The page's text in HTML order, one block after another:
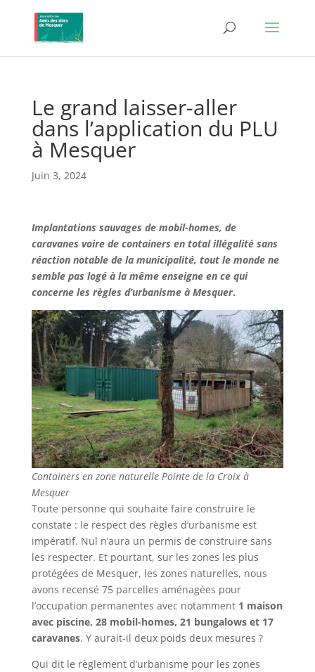
Le grand laisser-aller
dans l’application du PLU
à Mesquer
Juin 3, 2024
Implantations sauvages de mobil-homes, de
caravanes voire de containers en total illégalité sans
réaction notable de la municipalité, tout le monde ne
semble pas logé à la même enseigne en ce qui
concerne les règles d’urbanisme à Mesquer.
Containers en zone naturelle Pointe de la Croix à
Mesquer
Toute personne qui souhaite faire construire le
constate : le respect des règles d’urbanisme est
impératif. Nul n’aura un permis de construire sans
les respecter. Et pourtant, sur les zones les plus
protégées de Mesquer, les zones naturelles, nous
avons recensé 75 parcelles aménagées pour
l’occupation permanentes avec notamment 1 maison
avec piscine, 28 mobil-homes, 21 bungalows et 17
caravanes. Y aurait-il deux poids deux mesures ?
Qui dit le règlement d’urbanisme pour les zones